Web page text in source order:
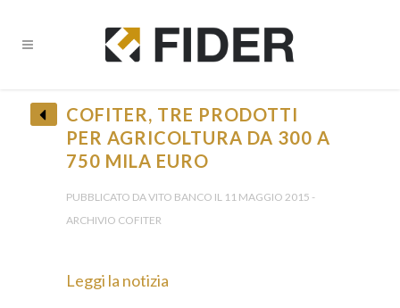
COFITER, TRE PRODOTTI
PER AGRICOLTURA DA 300 A
750 MILA EURO
PUBBLICATO DA VITO BANCO IL 11 MAGGIO 2015 -
ARCHIVIO COFITER
Leggi la notizia